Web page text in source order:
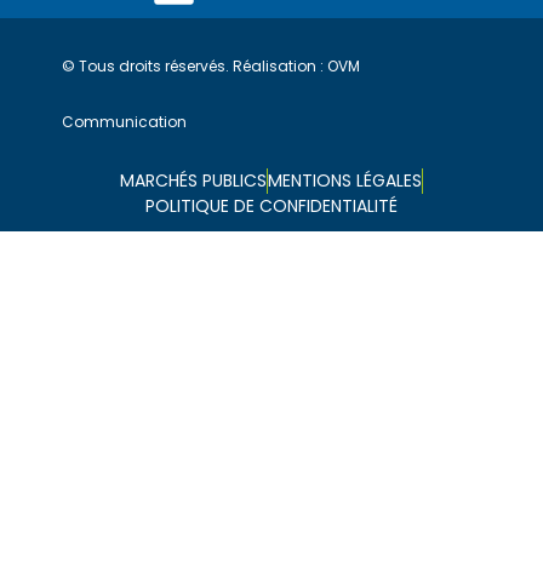
© Tous droits réservés. Réalisation : OVM
Communication
MARCHÉS PUBLICSMENTIONS LÉGALES
POLITIQUE DE CONFIDENTIALITÉ